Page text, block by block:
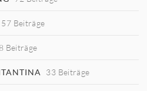
57 Beiträge
Beiträge
33 Beiträge